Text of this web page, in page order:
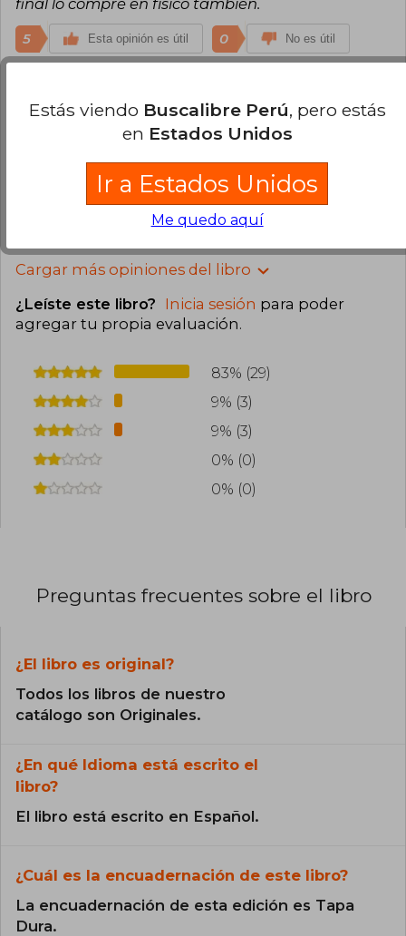
5 Esta opinión es útil 0 No es útil
2024
Compra Verificada
lo lei en formato e-book y es precioso
Esta opinión es útil 1 No es útil
Cargar más opiniones del libro
¿Leíste este libro? Inicia sesión para poder
agregar tu propia evaluación.
83% (29)
9% (3)
9% (3)
0% (0)
0% (0)
Preguntas frecuentes sobre el libro
¿El libro es original?
Todos los libros de nuestro
catálogo son Originales.
¿En qué Idioma está escrito el
libro?
El libro está escrito en Español.
¿Cuál es la encuadernación de este libro?
La encuadernación de esta edición es Tapa
Dura.
Estás viendo Buscalibre Perú, pero estás
en Estados Unidos
Ir a Estados Unidos
Me quedo aquí